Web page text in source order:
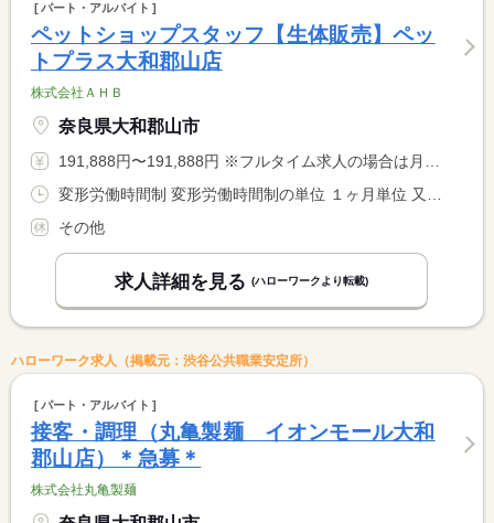
パート・アルバイト
ペットショップスタッフ【生体販売】ペッ
トプラス大和郡山店
株式会社ＡＨＢ
奈良県大和郡山市
191,888円〜191,888円 ※フルタイム求人の場合は月額（換算額）、パート求人の場合は時間額を表示しています。
変形労働時間制 変形労働時間制の単位 １ヶ月単位 又は 9時00分〜21時00分の時間の間の7時間以上 就業時間に関する特記事項 シフト制による１日７．５時間勤務（月間労働１６５時間程度）
その他
求人詳細を見る (ハローワークより転載)
ハローワーク求人（掲載元：渋谷公共職業安定所）
パート・アルバイト
接客・調理（丸亀製麺 イオンモール大和
郡山店）＊急募＊
株式会社丸亀製麺